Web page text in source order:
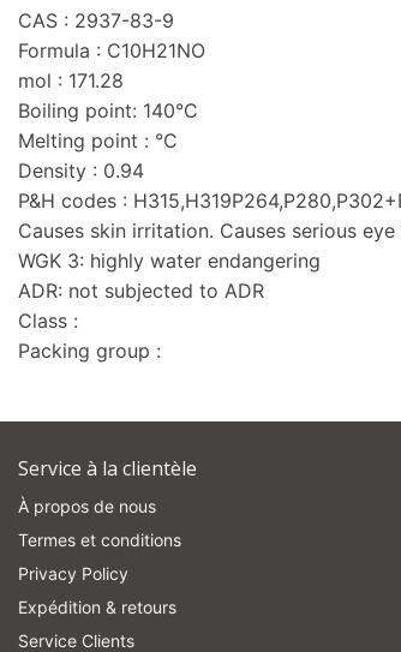
CAS : 2937-83-9
Formula : C10H21NO
mol : 171.28
Boiling point: 140°C
Melting point : °C
Density : 0.94
P&H codes :
Causes skin irritation. Causes serious
WGK 3: highly water endangering
ADR: not subjected to ADR
Class :
Packing group :
Service à la clientèle
À propos de nous
Termes et conditions
Privacy Policy
Expédition & retours
Service Clients